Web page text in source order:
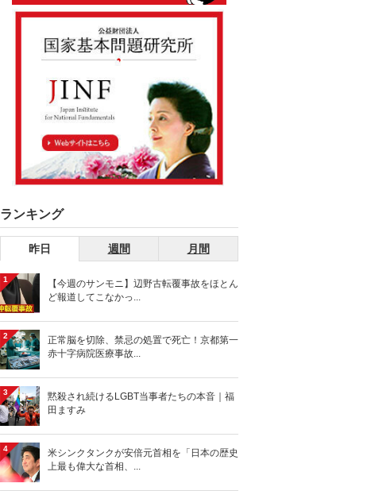
ランキング
昨日 週間 月間
1
【今週のサンモニ】辺野古転覆事故をほとん
ど報道してこなかっ...
2
正常脳を切除、禁忌の処置で死亡！京都第一
赤十字病院医療事故...
3
黙殺され続けるLGBT当事者たちの本音｜福
田ますみ
4
米シンクタンクが安倍元首相を「日本の歴史
上最も偉大な首相、...